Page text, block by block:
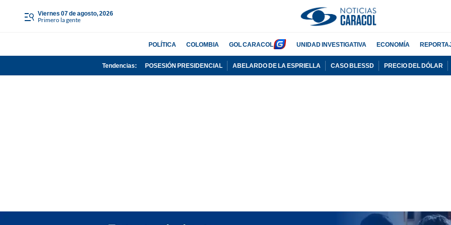
viernes 07 de agosto, 2026
Primero la gente
POLÍTICA COLOMBIA GOL CARACOL UNIDAD INVESTIGATIVA ECONOMÍA
Tendencias: POSESIÓN PRESIDENCIAL ABELARDO DE LA ESPRIELLA CASO BLESSD PRECIO DEL DÓLAR